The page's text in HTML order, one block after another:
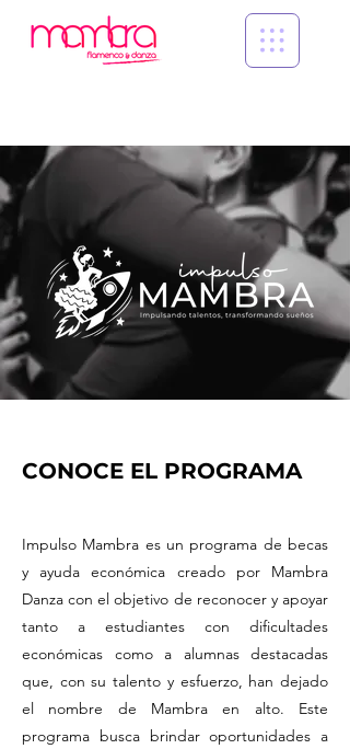
CONOCE EL PROGRAMA
Impulso Mambra es un programa de becas
y ayuda económica creado por Mambra
Danza con el objetivo de reconocer y apoyar
tanto a estudiantes con dificultades
económicas como a alumnas destacadas
que, con su talento y esfuerzo, han dejado
el nombre de Mambra en alto. Este
programa busca brindar oportunidades a